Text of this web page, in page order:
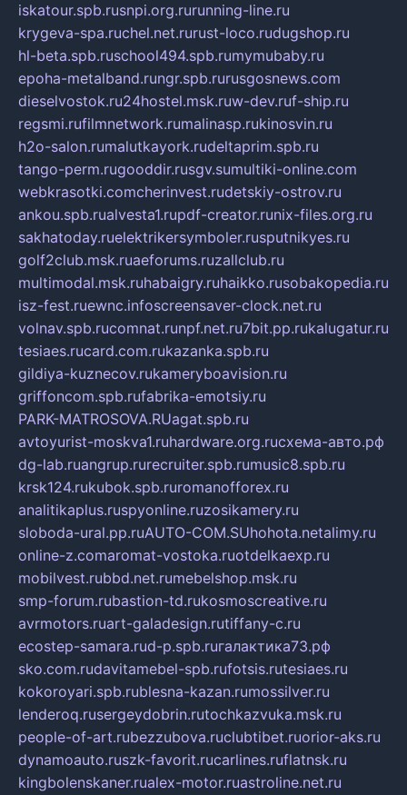
iskatour.spb.rusnpi.org.rurunning-line.ru
krygeva-spa.ruchel.net.rurust-loco.rudugshop.ru
hl-beta.spb.ruschool494.spb.rumymubaby.ru
epoha-metalband.rungr.spb.rurusgosnews.com
dieselvostok.ru24hostel.msk.ruw-dev.ruf-ship.ru
regsmi.rufilmnetwork.rumalinasp.rukinosvin.ru
h2o-salon.rumalutkayork.rudeltaprim.spb.ru
tango-perm.rugooddir.rusgv.sumultiki-online.com
webkrasotki.comcherinvest.rudetskiy-ostrov.ru
ankou.spb.rualvesta1.rupdf-creator.runix-files.org.ru
sakhatoday.ruelektrikersymboler.rusputnikyes.ru
golf2club.msk.ruaeforums.ruzallclub.ru
multimodal.msk.ruhabaigry.ruhaikko.rusobakopedia.ru
isz-fest.ruewnc.infoscreensaver-clock.net.ru
volnav.spb.rucomnat.runpf.net.ru7bit.pp.rukalugatur.ru
tesiaes.rucard.com.rukazanka.spb.ru
gildiya-kuznecov.rukameryboavision.ru
griffoncom.spb.rufabrika-emotsiy.ru
PARK-MATROSOVA.RUagat.spb.ru
avtoyurist-moskva1.ruhardware.org.ruсхема-авто.рф
dg-lab.ruangrup.rurecruiter.spb.rumusic8.spb.ru
krsk124.rukubok.spb.ruromanofforex.ru
analitikaplus.ruspyonline.ruzosikamery.ru
sloboda-ural.pp.ruAUTO-COM.SUhohota.netalimy.ru
online-z.comaromat-vostoka.ruotdelkaexp.ru
mobilvest.rubbd.net.rumebelshop.msk.ru
smp-forum.rubastion-td.rukosmoscreative.ru
avrmotors.ruart-galadesign.rutiffany-c.ru
ecostep-samara.rud-p.spb.ruгалактика73.рф
sko.com.rudavitamebel-spb.rufotsis.rutesiaes.ru
kokoroyari.spb.rublesna-kazan.rumossilver.ru
lenderoq.rusergeydobrin.rutochkazvuka.msk.ru
people-of-art.rubezzubova.ruclubtibet.ruorior-aks.ru
dynamoauto.ruszk-favorit.rucarlines.ruflatnsk.ru
kingbolenskaner.rualex-motor.ruastroline.net.ru